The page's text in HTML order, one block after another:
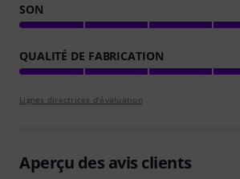
SON
QUALITÉ DE FABRICATION
Lignes directrices d'évaluation
Aperçu des avis clients